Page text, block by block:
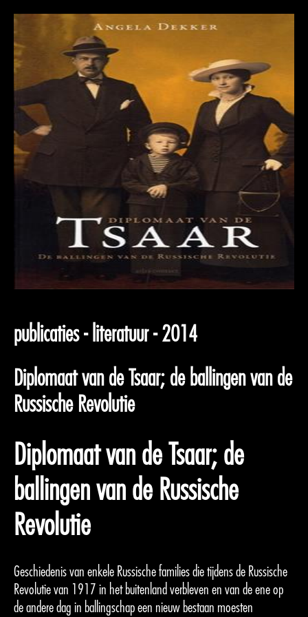
publicaties - literatuur - 2014
Diplomaat van de Tsaar; de ballingen van de
Russische Revolutie
Diplomaat van de Tsaar; de
ballingen van de Russische
Revolutie
Geschiedenis van enkele Russische families die tijdens de Russische
Revolutie van 1917 in het buitenland verbleven en van de ene op
de andere dag in ballingschap een nieuw bestaan moesten